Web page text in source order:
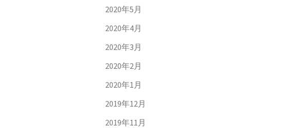
2020年5月
2020年4月
2020年3月
2020年2月
2020年1月
2019年12月
2019年11月